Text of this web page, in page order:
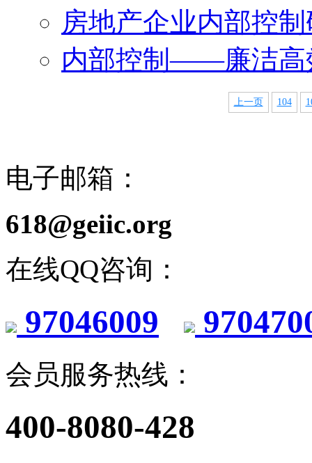
房地产企业内部控
内部控制——廉洁高
上一页 104
电子邮箱：
618@geiic.org
在线QQ咨询：
97046009
会员服务热线：
400-8080-428